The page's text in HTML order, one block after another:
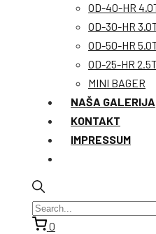
OD-40-HR
OD-30-HR
OD-50-HR
OD-25-HR
MINI BAGER
NAŠA GALERIJA
KONTAKT
IMPRESSUM
0